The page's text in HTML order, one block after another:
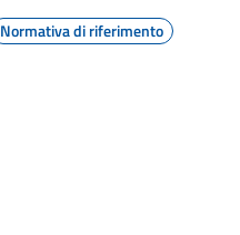
Normativa di riferimento